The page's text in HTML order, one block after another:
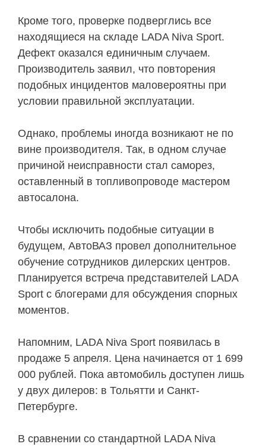
Кроме того, проверке подверглись все
находящиеся на складе LADA Niva Sport.
Дефект оказался единичным случаем.
Производитель заявил, что повторения
подобных инцидентов маловероятны при
условии правильной эксплуатации.
Однако, проблемы иногда возникают не по
вине производителя. Так, в одном случае
причиной неисправности стал саморез,
оставленный в топливопроводе мастером
автосалона.
Чтобы исключить подобные ситуации в
будущем, АвтоВАЗ провел дополнительное
обучение сотрудников дилерских центров.
Планируется встреча представителей LADA
Sport с блогерами для обсуждения спорных
моментов.
Напомним, LADA Niva Sport появилась в
продаже 5 апреля. Цена начинается от 1 699
000 рублей. Пока автомобиль доступен лишь
у двух дилеров: в Тольятти и Санкт-
Петербурге.
В сравнении со стандартной LADA Niva